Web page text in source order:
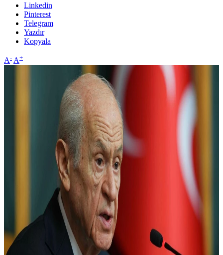
Linkedin
Pinterest
Telegram
Yazdır
Kopyala
A- A+